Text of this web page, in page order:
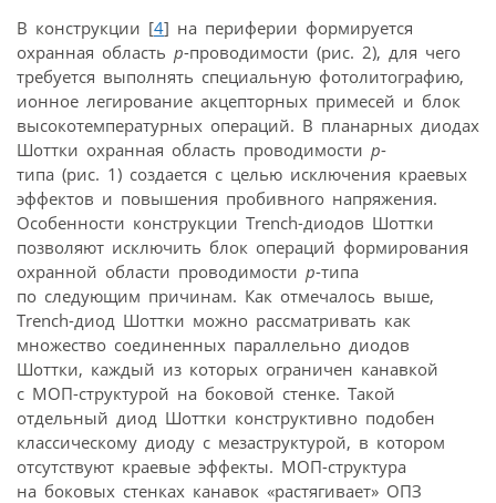
В конструкции [4] на периферии формируется
охранная область р-проводимости (рис. 2), для чего
требуется выполнять специальную фотолитографию,
ионное легирование акцепторных примесей и блок
высокотемпературных операций. В планарных диодах
Шоттки охранная область проводимости р-
типа (рис. 1) создается с целью исключения краевых
эффектов и повышения пробивного напряжения.
Особенности конструкции Trench-диодов Шоттки
позволяют исключить блок операций формирования
охранной области проводимости р-типа
по следующим причинам. Как отмечалось выше,
Trench-диод Шоттки можно рассматривать как
множество соединенных параллельно диодов
Шоттки, каждый из которых ограничен канавкой
с МОП-структурой на боковой стенке. Такой
отдельный диод Шоттки конструктивно подобен
классическому диоду с мезаструктурой, в котором
отсутствуют краевые эффекты. МОП-структура
на боковых стенках канавок «растягивает» ОПЗ